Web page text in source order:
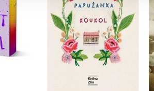
Do košíku
375 Kč